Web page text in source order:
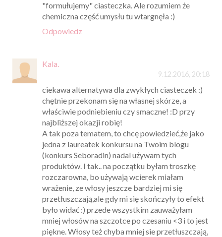
"formułujemy" ciasteczka. Ale rozumiem że
chemiczna część umysłu tu wtargnęła :)
Odpowiedz
Kala.
9.12.2016, 20:18
ciekawa alternatywa dla zwykłych ciasteczek :)
chętnie przekonam się na własnej skórze, a
właściwie podniebieniu czy smaczne! :D przy
najbliższej okazji robię!
A tak poza tematem, to chcę powiedzieć,że jako
jedna z laureatek konkursu na Twoim blogu
(konkurs Seboradin) nadal używam tych
produktów. I tak.. na początku byłam troszkę
rozczarowna, bo używają wcierek miałam
wrażenie, ze włosy jeszcze bardziej mi się
przetłuszczają,ale gdy mi się skończyły to efekt
było widać :) przede wszystkim zauważyłam
mniej włosów na szczotce po czesaniu <3 i to jest
piękne. Włosy też chyba mniej sie przetłuszczają,